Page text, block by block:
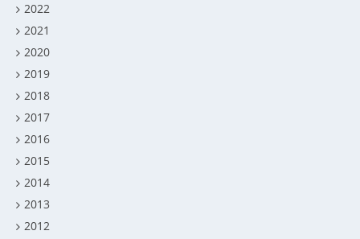
2022
2021
2020
2019
2018
2017
2016
2015
2014
2013
2012